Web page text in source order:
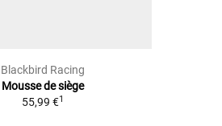
Blackbird Racing
Mousse de siège
55,99 €1